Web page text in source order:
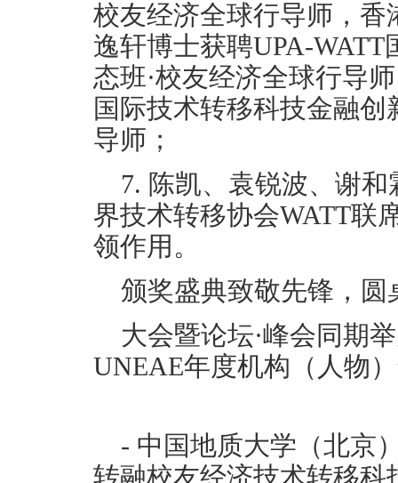
校友经济全球行导师，
逸轩博士获聘UPA-
态班·校友经济全球行导
国际技术转移科技金融创
导师；
7. 陈凯、袁锐波、谢
界技术转移协会WATT联
领作用。
颁奖盛典致敬先锋，圆
大会暨论坛·峰会同期
UNEAE年度机构（人物
- 中国地质大学（北京
转融校友经济技术转移